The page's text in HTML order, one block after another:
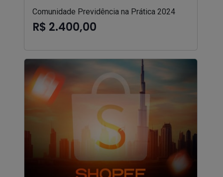
Comunidade Previdência na Prática 2024
R$ 2.400,00